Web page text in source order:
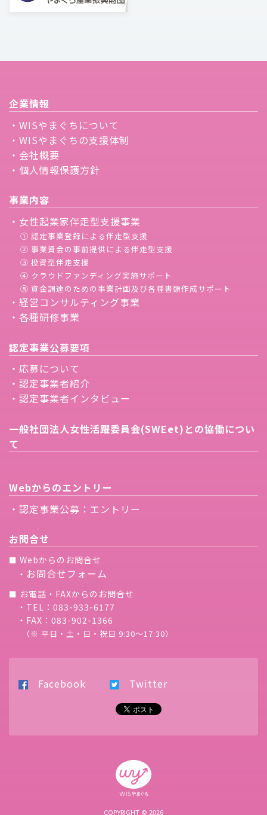
企業情報
・WISやまぐちについて
・WISやまぐちの支援体制
・会社概要
・個人情報保護方針
事業内容
・女性起業家伴走型支援事業
① 認定事業登録による伴走型支援
② 事業資金の事前提供による伴走型支援
③ 投資型伴走支援
④ クラウドファンディング実施サポート
⑤ 資金調達のための事業計画及び各種書類作成サポート
・経営コンサルティング事業
・各種研修事業
認定事業公募要項
・応募について
・認定事業者紹介
・認定事業者インタビュー
一般社団法人女性活躍委員会(SWEet)との協働につい
て
Webからのエントリー
・認定事業公募：エントリー
お問合せ
■ Webからのお問合せ
・ お問合せフォーム
■ お電話・FAXからのお問合せ
・TEL：083-933-6177
・FAX：083-902-1366
（※ 平日・土・日・祝日 9:30〜17:30）
Facebook Twitter
COPYRIGHT © 2026